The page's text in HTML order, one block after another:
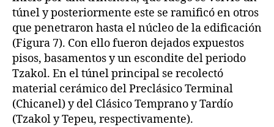
túnel y posteriormente este se ramificó en otros
que penetraron hasta el núcleo de la edificación
(Figura 7). Con ello fueron dejados expuestos
pisos, basamentos y un escondite del periodo
Tzakol. En el túnel principal se recolectó
material cerámico del Preclásico Terminal
(Chicanel) y del Clásico Temprano y Tardío
(Tzakol y Tepeu, respectivamente).